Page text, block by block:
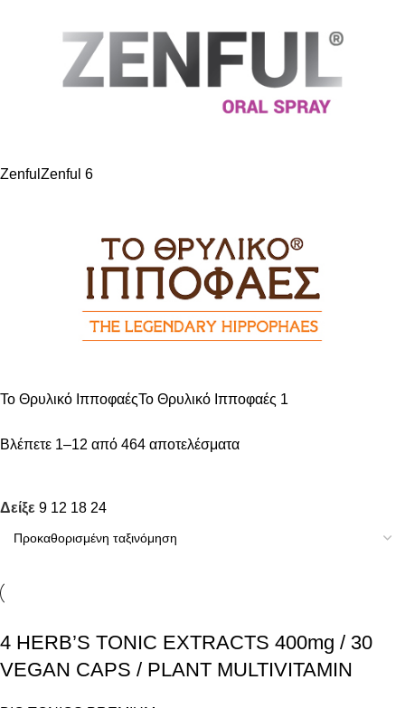
Zenful Zenful 6
Το Θρυλικό ΙπποφαέςΤο Θρυλικό Ιπποφαές 1
Βλέπετε 1–12 από 464 αποτελέσματα
Δείξε 9 12 18 24
4 HERB’S TONIC EXTRACTS 400mg / 30
VEGAN CAPS / PLANT MULTIVITAMIN